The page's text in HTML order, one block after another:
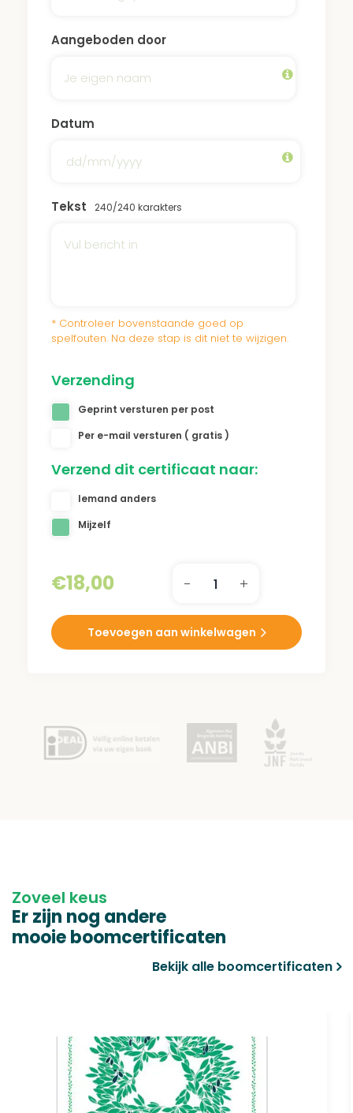
Aangeboden door
Datum
Tekst 240/240 karakters
* Controleer bovenstaande goed op
spelfouten. Na deze stap is dit niet te wijzigen.
Verzending
Geprint versturen per post
Per e-mail versturen ( gratis )
Verzend dit certificaat naar:
Iemand anders
Mijzelf
€18,00 -
Pesach
Boomcertificaat
+
Toevoegen aan winkelwagen
Zoveel keus
Er zijn nog andere
mooie boomcertificaten
Bekijk alle boomcertificaten